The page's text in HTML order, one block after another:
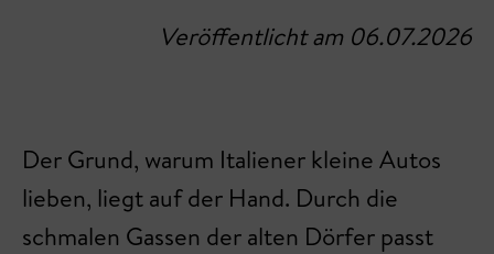
Veröffentlicht am 06.07.2026
Der Grund, warum Italiener kleine Autos
lieben, liegt auf der Hand. Durch die
schmalen Gassen der alten Dörfer passt